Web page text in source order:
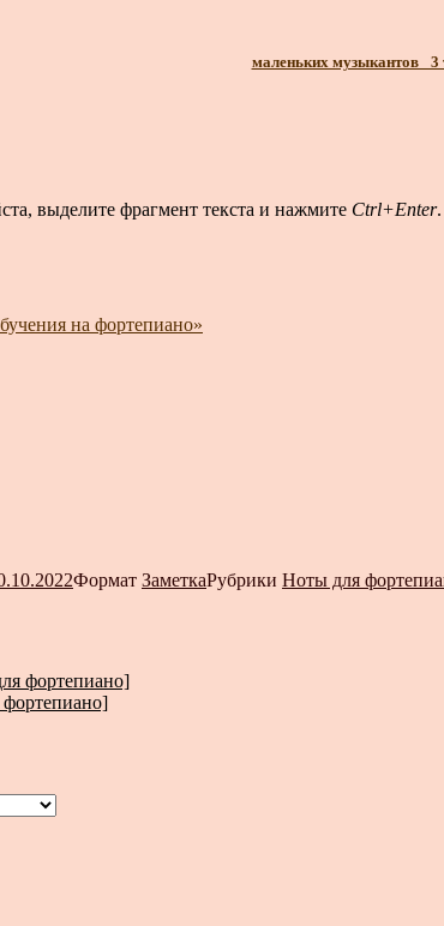
маленьких музыкантов_ 3
выделите фрагмент текста и нажмите Ctrl+Enter
на фортепиано»
Формат ЗаметкаРубрики Ноты для
фортепиано]